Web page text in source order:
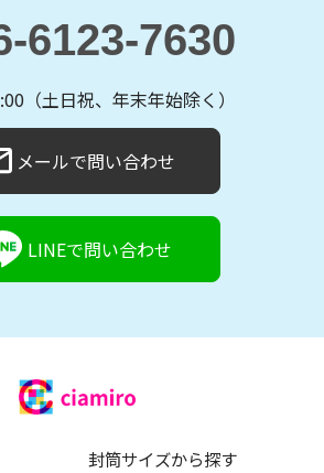
6123-7630
（土日祝、年末年始除く）
メールで問い合わせ
LINEで問い合わせ
封筒サイズから探す